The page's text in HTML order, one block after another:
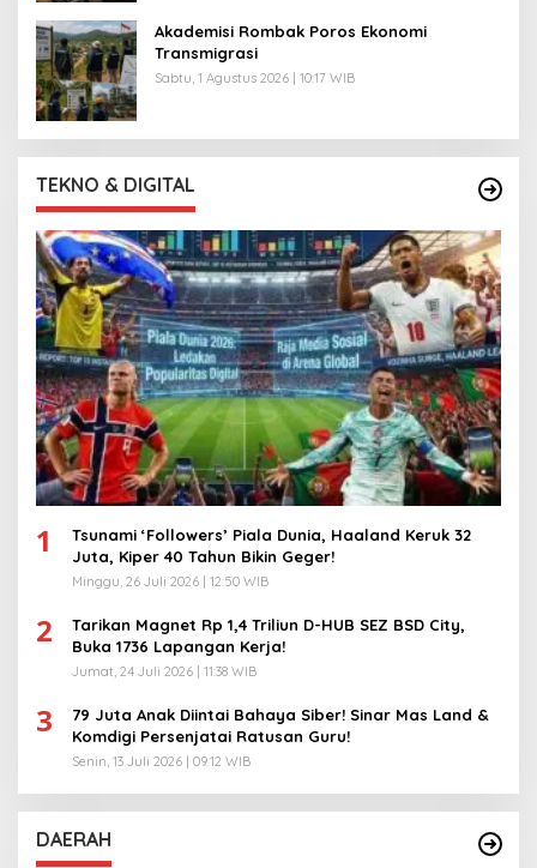
Akademisi Rombak Poros Ekonomi
Transmigrasi
Sabtu, 1 Agustus 2026 | 10:17 WIB
TEKNO & DIGITAL
1
Tsunami ‘Followers’ Piala Dunia, Haaland Keruk 32
Juta, Kiper 40 Tahun Bikin Geger!
Minggu, 26 Juli 2026 | 12:50 WIB
2
Tarikan Magnet Rp 1,4 Triliun D-HUB SEZ BSD City,
Buka 1736 Lapangan Kerja!
Jumat, 24 Juli 2026 | 11:38 WIB
3
79 Juta Anak Diintai Bahaya Siber! Sinar Mas Land &
Komdigi Persenjatai Ratusan Guru!
Senin, 13 Juli 2026 | 09:12 WIB
DAERAH